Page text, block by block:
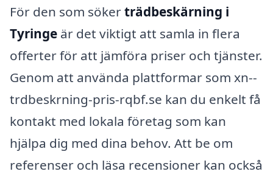
För den som sökerträdbeskärning i
Tyringe är det viktigt att samla in flera
offerter för att jämföra priser och tjänster.
Genom att använda plattformar som xn--
trdbeskrning-pris-rqbf.se kan du enkelt få
kontakt med lokala företag som kan
hjälpa dig med dina behov. Att be om
referenser och läsa recensioner kan också